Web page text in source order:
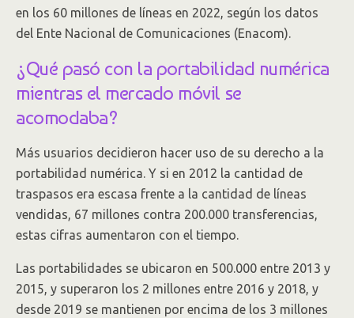
en los 60 millones de líneas en 2022, según los datos
del Ente Nacional de Comunicaciones (Enacom).
¿Qué pasó con la portabilidad numérica
mientras el mercado móvil se
acomodaba?
Más usuarios decidieron hacer uso de su derecho a la
portabilidad numérica. Y si en 2012 la cantidad de
traspasos era escasa frente a la cantidad de líneas
vendidas, 67 millones contra 200.000 transferencias,
estas cifras aumentaron con el tiempo.
Las portabilidades se ubicaron en 500.000 entre 2013 y
2015, y superaron los 2 millones entre 2016 y 2018, y
desde 2019 se mantienen por encima de los 3 millones